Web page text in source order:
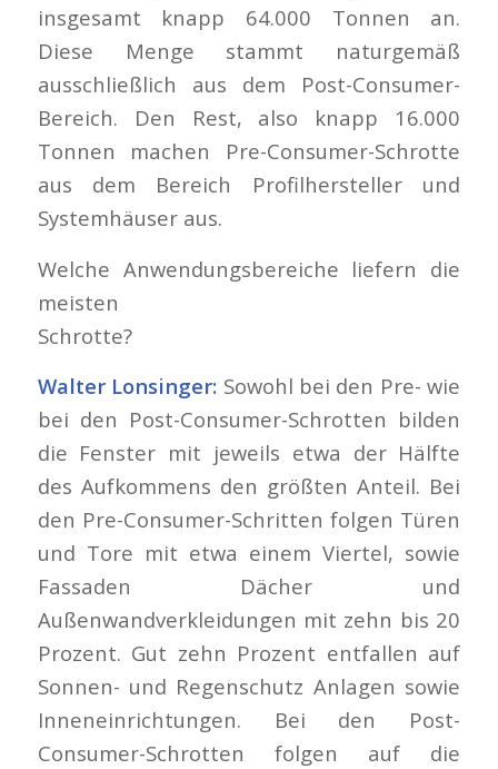
insgesamt knapp 64.000 Tonnen an.
Diese Menge stammt naturgemäß
ausschließlich aus dem Post-Consumer-
Bereich. Den Rest, also knapp 16.000
Tonnen machen Pre-Consumer-Schrotte
aus dem Bereich Profilhersteller und
Systemhäuser aus.
Welche Anwendungsbereiche liefern die
meisten
Schrotte?
Walter Lonsinger: Sowohl bei den Pre- wie
bei den Post-Consumer-Schrotten bilden
die Fenster mit jeweils etwa der Hälfte
des Aufkommens den größten Anteil. Bei
den Pre-Consumer-Schritten folgen Türen
und Tore mit etwa einem Viertel, sowie
Fassaden Dächer und
Außenwandverkleidungen mit zehn bis 20
Prozent. Gut zehn Prozent entfallen auf
Sonnen- und Regenschutz Anlagen sowie
Inneneinrichtungen. Bei den Post-
Consumer-Schrotten folgen auf die